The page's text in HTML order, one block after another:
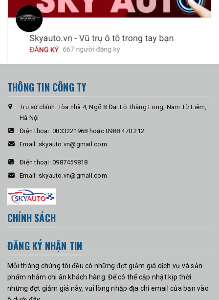
THÔNG TIN CÔNG TY
Trụ sở chính: Tòa nhà 4, Ngõ 8 Đại Lộ Thăng Long, Nam Từ Liêm,
Hà Nội
Điện thoại: 0833221968 hoặc 0988 470 212
Email: skyauto.vn@gmail.com
Điện thoại: 0987459818
Email: skyauto.vn@gmail.com
CHÍNH SÁCH
ĐĂNG KÝ NHẬN TIN
Mỗi tháng chúng tôi đều có những đợt giảm giá dịch vụ và sản
phẩm nhằm chi ân khách hàng. Để có thể cập nhật kịp thời
những đợt giảm giá này, vui lòng nhập địa chỉ email của bạn vào